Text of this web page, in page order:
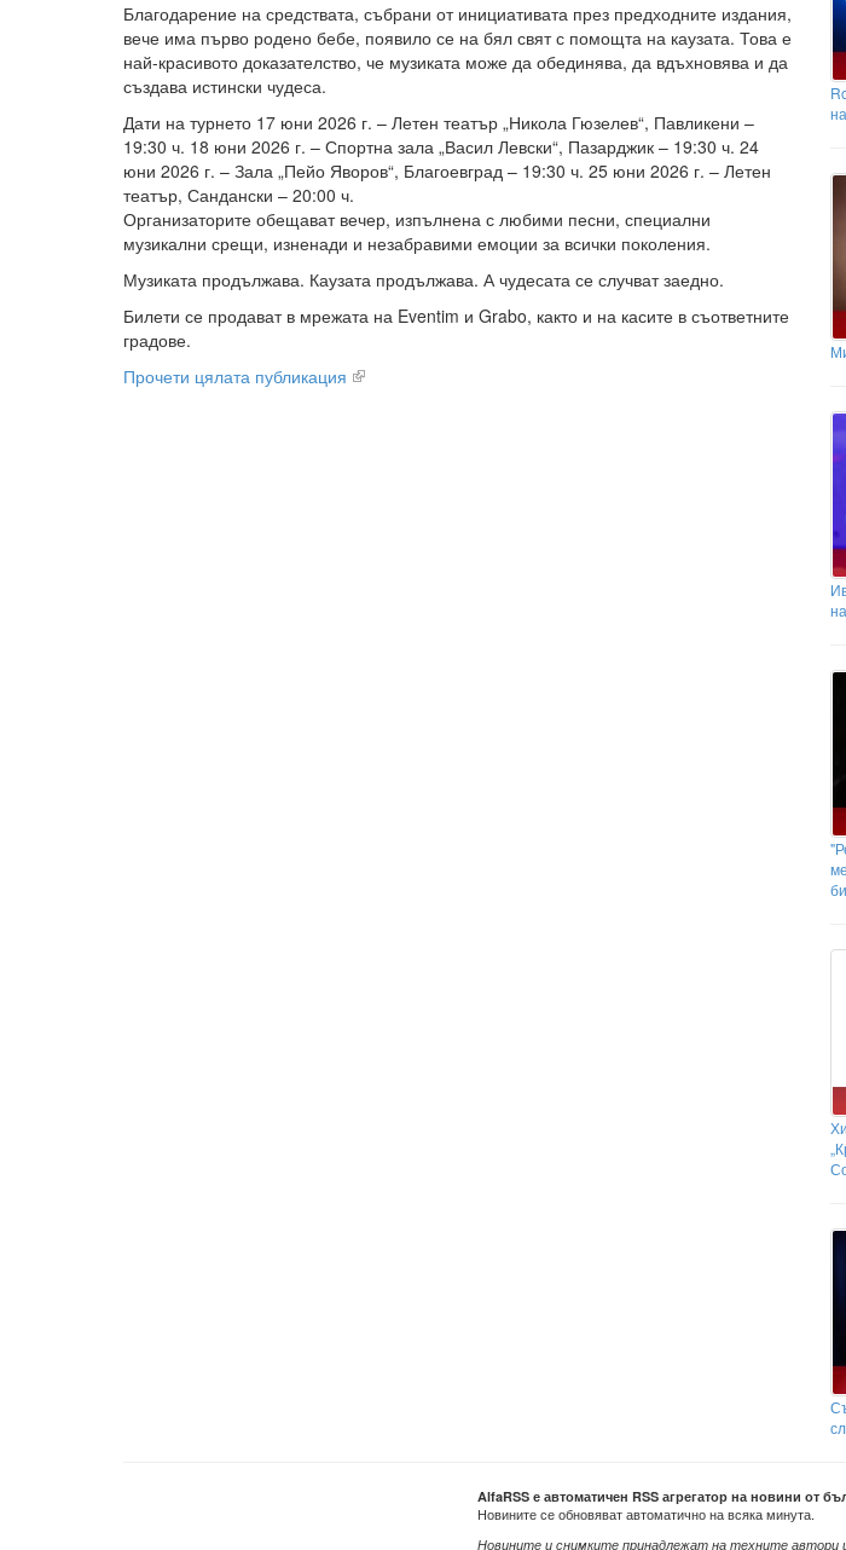
Благодарение на средствата, събрани от инициативата през предходните издания,
вече има първо родено бебе, появило се на бял свят с помощта на каузата. Това е
най-красивото доказателство, че музиката може да обединява, да вдъхновява и да
създава истински чудеса.
Дати на турнето 17 юни 2026 г. – Летен театър „Никола Гюзелев“, Павликени –
19:30 ч. 18 юни 2026 г. – Спортна зала „Васил Левски“, Пазарджик – 19:30 ч. 24
юни 2026 г. – Зала „Пейо Яворов“, Благоевград – 19:30 ч. 25 юни 2026 г. – Летен
театър, Сандански – 20:00 ч.
Организаторите обещават вечер, изпълнена с любими песни, специални
музикални срещи, изненади и незабравими емоции за всички поколения.
Музиката продължава. Каузата продължава. А чудесата се случват заедно.
Билети се продават в мрежата на Eventim и Grabo, както и на касите в съответните
градове.
Прочети цялата публикация
AlfaRSS е автоматичен RSS агрегатор на новини от
Новините се обновяват автоматично на всяка минута.
Новините и снимките принадлежат на техните автори